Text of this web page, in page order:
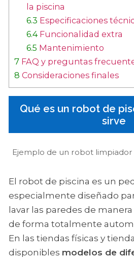
la piscina
6.3 Especificaciones
6.4Funcionalidad extra
6.5 Mantenimiento
7 FAQ y preguntas
8 Consideraciones finales
Qué es un robot de
sirve
Ejemplo de un robot limpiador
El robot de piscina es un
especialmente diseñado
lavar las paredes de
de forma totalmente
En las tiendas físicas y
disponibles modelos de